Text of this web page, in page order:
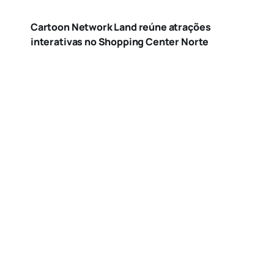
Cartoon Network Land reúne atrações
interativas no Shopping Center Norte